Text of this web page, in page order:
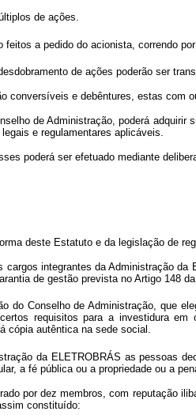
de ações.
feitos a pedido do acionista, correndo
de ações poderão ser
e debêntures, estas com ou
de Administração, poderá adquirir
e regulamentares aplicáveis.
ser efetuado mediante
deste Estatuto e da legislação de
integrantes da Administração da
de gestão prevista no Artigo 148
Conselho de Administração, que
requisitos para a investidura em
cópia autêntica na sede social.
da ELETROBRÁS as pessoas
a fé pública ou a propriedade ou a
dez membros, com reputação
constituído: